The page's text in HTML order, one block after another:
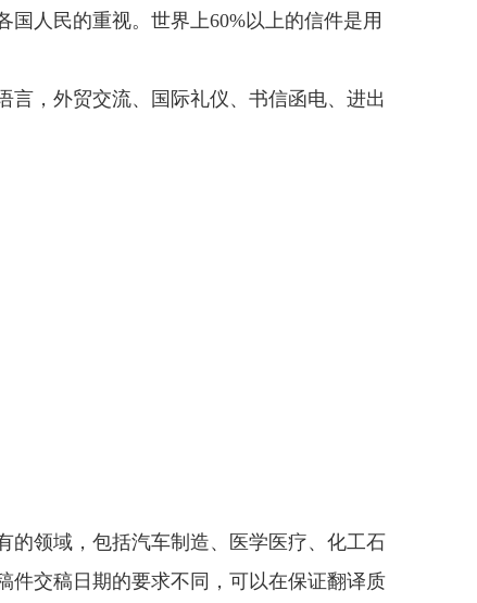
人民的重视。世界上60%以上的信件是用
言，外贸交流、国际礼仪、书信函电、进出
的领域，包括汽车制造、医学医疗、化工石
件交稿日期的要求不同，可以在保证翻译质